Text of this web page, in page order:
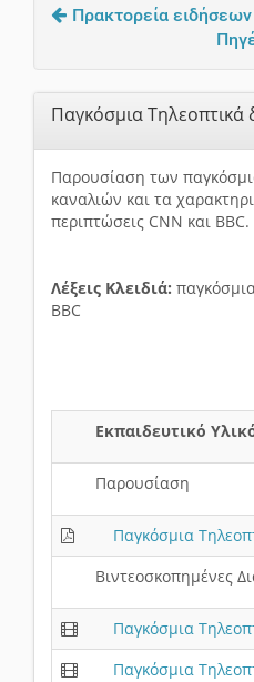
Πρακτορεία
Παγκόσμια Τηλεοπτικά
Παρουσίαση των
καναλιών και τα
περιπτώσεις CNN και BBC.
Λέξεις Κλειδιά:
BBC
Εκπαιδευτικό
Παρουσίαση
Παγκόσμια
Βιντεοσκοπημένες
Παγκόσμια
Παγκόσμια